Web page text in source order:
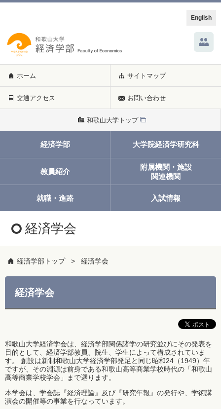
English
ホーム サイトマップ
交通アクセス お問い合わせ
和歌山大学トップ
経済学部 大学院経済学研究科
教員紹介
附属機関・施設
関連機関
就職・進路 入試情報
経済学会
経済学部トップ 経済学会
経済学会
和歌山大学経済学会は、経済学部関係諸学の研究並びにその発表を
目的として、経済学部教員、院生、学生によって構成されていま
す。 創設は新制和歌山大学経済学部発足と同じ昭和24（1949）年
ですが、その淵源は前身である和歌山高等商業学校時代の「和歌山
高等商業学校学会」まで遡ります。
本学会は、学会誌『経済理論』及び『研究年報』の発行や、学術講
演会の開催等の事業を行なっています。